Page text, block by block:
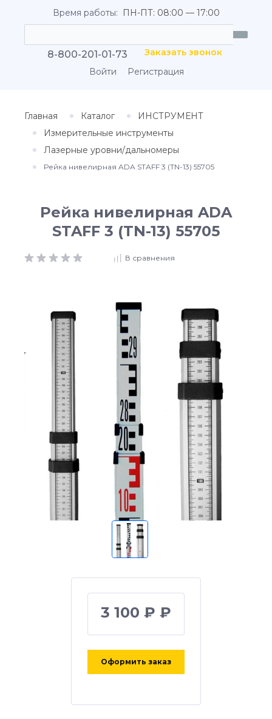
Время работы: ПН-ПТ: 08:00 — 17:00
8-800-201-01-73
Заказать звонок
Войти
Регистрация
Главная Каталог
ИНСТРУМЕНТ
Измерительные инструменты
Лазерные уровни/дальномеры
Рейка нивелирная ADA STAFF 3 (TN-13) 55705
Рейка нивелирная ADA
STAFF 3 (TN-13) 55705
В сравнения
3 100 ₽ ₽
Оформить заказ